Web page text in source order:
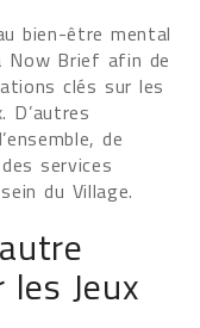
bien-être mental
Now Brief afin de
clés sur les
D’autres
de
services
du Village.
Jeux